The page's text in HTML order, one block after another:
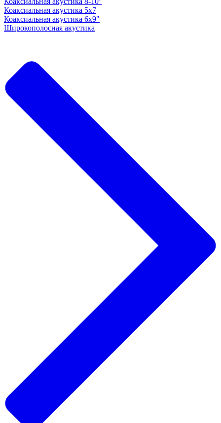
Коаксиальная акустика 5x7
Коаксиальная акустика 6х9"
Широкополосная акустика